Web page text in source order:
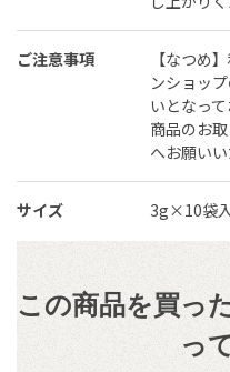
サイズ 3g×10袋入
ご注意事項
【なつめ
ンショッ
いとなって
商品のお
へお願いい
この商品を買っ
っ